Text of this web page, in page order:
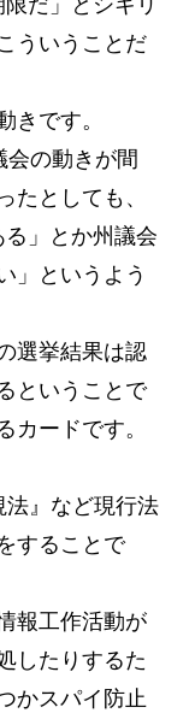
ういうことだ
です。
の動きが間
たとしても、
」とか州議会
」というよう
選挙結果は認
ということで
ードです。
』など現行法
することで
報工作活動が
したりするた
かスパイ防止